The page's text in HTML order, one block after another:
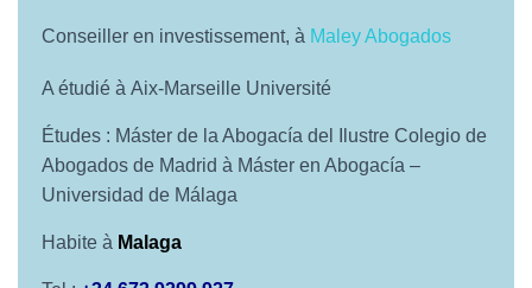
Conseiller en investissement, à Maley Abogados
A étudié à Aix-Marseille Université
Études : Máster de la Abogacía del Ilustre Colegio de
Abogados de Madrid à Máster en Abogacía –
Universidad de Málaga
Habite à Malaga